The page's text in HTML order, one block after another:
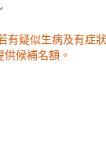
疑似生病及有症
候補名額。